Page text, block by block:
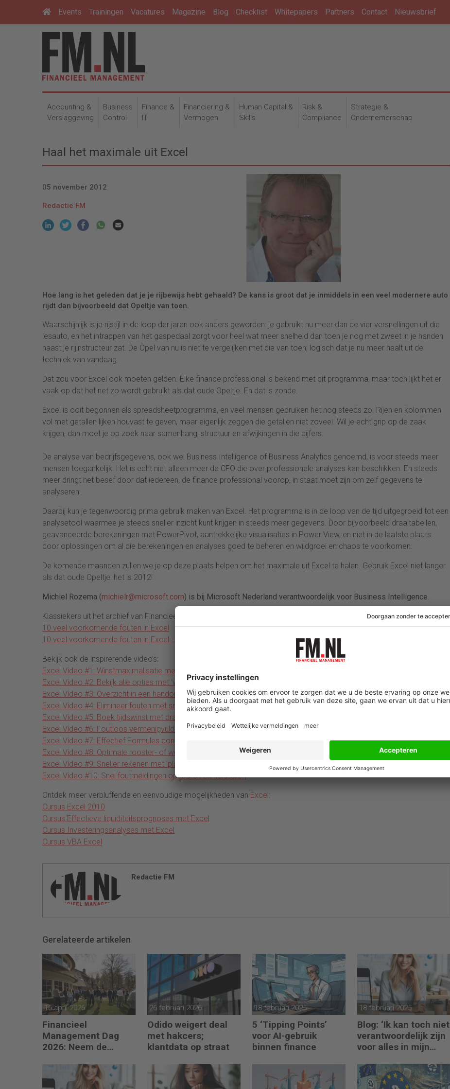
Events Trainingen Vacatures Magazine Blog Checklist Whitepapers Partners Contact Nieuwsbrief
Accounting &
Verslaggeving
Business
Control
Finance &
IT
Financiering &
Vermogen
Human Capital &
Skills
Risk &
Compliance
Strategie &
Ondernemerschap
Haal het maximale uit Excel
05 november 2012
Redactie FM
Hoe lang is het geleden dat je je rijbewijs hebt gehaald? De kans is groot dat je inmiddels in een veel modernere auto
rijdt dan bijvoorbeeld dat Opeltje van toen.
Waarschijnlijk is je rijstijl in de loop der jaren ook anders geworden: je gebruikt nu meer dan de vier versnellingen uit die
lesauto, en het intrappen van het gaspedaal zorgt voor heel wat meer snelheid dan toen je nog met zweet in je handen
naast je rijinstructeur zat. De Opel van nu is niet te vergelijken met die van toen; logisch dat je nu meer haalt uit de
techniek van vandaag.
Dat zou voor Excel ook moeten gelden. Elke finance professional is bekend met dit programma, maar toch lijkt het er
vaak op dat het net zo wordt gebruikt als dat oude Opeltje. En dat is zonde.
Excel is ooit begonnen als spreadsheetprogramma, en veel mensen gebruiken het nog steeds zo. Rijen en kolommen
vol met getallen lijken houvast te geven, maar eigenlijk zeggen die getallen niet zoveel. Wil je echt grip op de zaak
krijgen, dan moet je op zoek naar samenhang, structuur en afwijkingen in die cijfers.
De analyse van bedrijfsgegevens, ook wel Business Intelligence of Business Analytics genoemd, is voor steeds meer
mensen toegankelijk. Het is echt niet alleen meer de CFO die over professionele analyses kan beschikken. En steeds
meer dringt het besef door dat iedereen, de finance professional voorop, in staat moet zijn om zelf gegevens te
analyseren.
Daarbij kun je tegenwoordig prima gebruik maken van Excel. Het programma is in de loop van de tijd uitgegroeid tot een
analysetool waarmee je steeds sneller inzicht kunt krijgen in steeds meer gegevens. Door bijvoorbeeld draaitabellen,
geavanceerde berekeningen met PowerPivot, aantrekkelijke visualisaties in Power View, en niet in de laatste plaats:
door oplossingen om al die berekeningen en analyses goed te beheren en wildgroei en chaos te voorkomen.
De komende maanden zullen we je op deze plaats helpen om het maximale uit Excel te halen. Gebruik Excel niet langer
als dat oude Opeltje: het is 2012!
Michiel Rozema (michielr@microsoft.com) is bij Microsoft Nederland verantwoordelijk voor Business Intelligence.
Klassiekers uit het archief van Financieel-Management.nl:
10 veel voorkomende fouten in Excel
10 veel voorkomende fouten in Excel – deel 2
Bekijk ook de inspirerende video’s:
Excel Video #1: Winstmaximalisatie met de oplosser
Excel Video #2: Bekijk alle opties met ‘wat-als’ analyses
Excel Video #3: Overzicht in een handomdraai met een ‘histogram’
Excel Video #4: Elimineer fouten met snijpuntoperatoren
Excel Video #5: Boek tijdswinst met draaitabellen
Excel Video #6: Foutloos vermenigvuldigen met ‘Productmat’
Excel Video #7: Effectief Formules controleren
Excel Video #8: Optimale rooster- of werkplanning
Excel Video #9: Sneller rekenen met ‘plakken speciaal’
Excel Video #10: Snel foutmeldingen opsporen en herstellen
Ontdek meer verbluffende en eenvoudige mogelijkheden van Excel :
Cursus Excel 2010
Cursus Effectieve liquiditeitsprognoses met Excel
Cursus Investeringsanalyses met Excel
Cursus VBA Excel
Redactie FM
Gerelateerde artikelen
16 april 2026
Financieel
Management Dag
2026: Neem de
26 februari 2026
Odido weigert deal
met hakcers;
klantdata op straat
18 februari 2025
5 ‘Tipping Points’
voor AI-gebruik
binnen finance
18 februari 2025
Blog: ‘Ik kan toch niet
verantwoordelijk zijn
voor alles in mijn